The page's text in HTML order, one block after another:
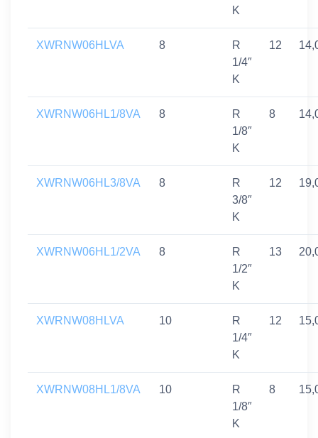
K
XWRNW06HLVA 8
R
1/4″
K
12
XWRNW06HL1/8VA 8
R
1/8″
K
8
XWRNW06HL3/8VA 8
R
3/8″
K
12
XWRNW06HL1/2VA 8
R
1/2″
K
13
XWRNW08HLVA 10
R
1/4″
K
12
XWRNW08HL1/8VA 10
R
1/8″
K
8